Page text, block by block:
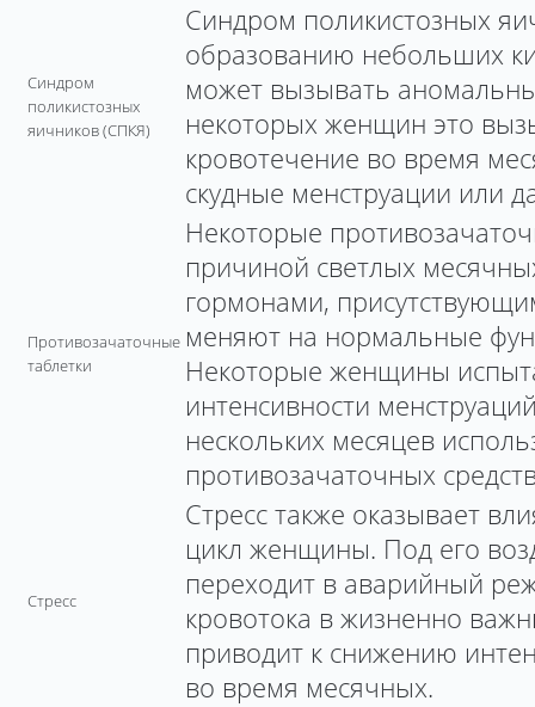
Синдром
поликистозных
яичников (СПКЯ)
Синдром поликистозных
образованию небольших
может вызывать
некоторых женщин это
кровотечение во время
скудные менструации или
Противозачаточные
таблетки
Некоторые
причиной светлых
гормонами,
меняют на нормальные
Некоторые женщины
интенсивности
нескольких месяцев
противозачаточных
Стресс
Стресс также оказывает
цикл женщины. Под его
переходит в аварийный
кровотока в жизненно
приводит к снижению
во время месячных.